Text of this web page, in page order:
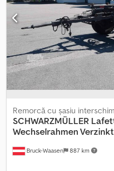
Bruck-Waasen 887 km
Remorcă cu șasiu
SCHWARZMÜLLER
Wechselrahmen